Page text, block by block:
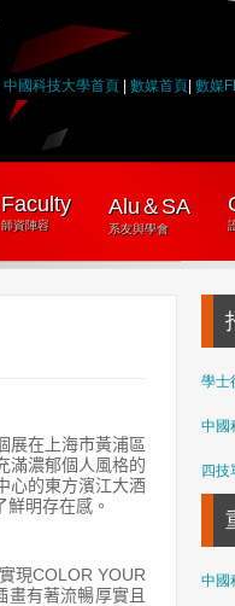
中國科技大學首頁 數媒首頁 數媒
Faculty
師資陣容
Alu＆SA
系友與學會
展在上海市黃浦區
滿濃郁個人風格的
心的東方濱江大酒
明存在感。
現COLOR YOUR
畫有著流暢厚實且
學士
中國
四技
中國